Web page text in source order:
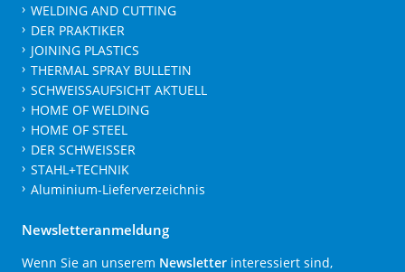
WELDING AND CUTTING
DER PRAKTIKER
JOINING PLASTICS
THERMAL SPRAY BULLETIN
SCHWEISSAUFSICHT AKTUELL
HOME OF WELDING
HOME OF STEEL
DER SCHWEISSER
STAHL+TECHNIK
Aluminium-Lieferverzeichnis
Newsletteranmeldung
Wenn Sie an unserem Newsletter interessiert sind,